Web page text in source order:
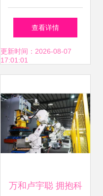
级篇 专业级技术咨
询全攻略
查看详情
更新时间：2026-08-07
17:01:01
万和卢宇聪 拥抱科